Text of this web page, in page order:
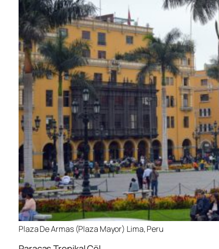
Plaza De Armas (Plaza Mayor) Lima, Peru